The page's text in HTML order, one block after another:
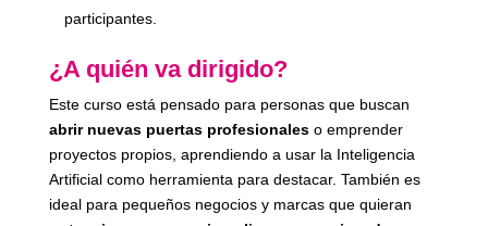
participantes.
¿A quién va dirigido?
Este curso está pensado para personas que buscan
abrir nuevas puertas profesionaleso emprender
proyectos propios, aprendiendo a usar la Inteligencia
Artificial como herramienta para destacar. También es
ideal para pequeños negocios y marcas que quieran